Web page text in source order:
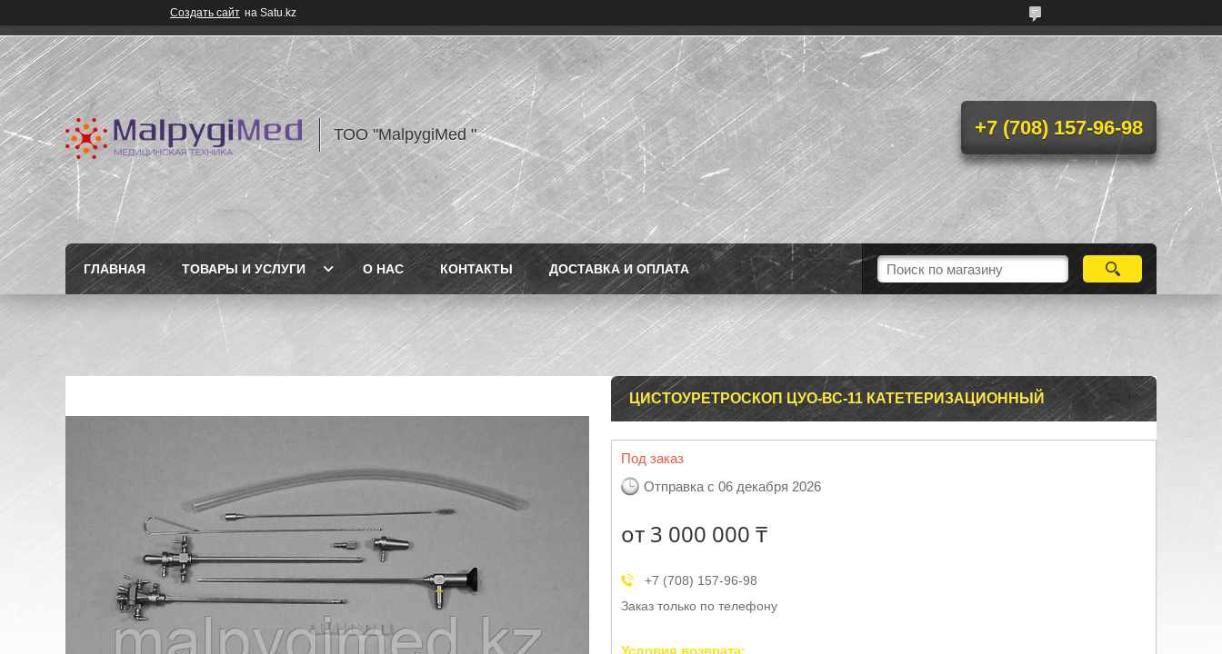
Создать сайт на Satu.kz
ТОО "MalpygiMed " +7 (708) 157-96-98
ГЛАВНАЯ ТОВАРЫ И УСЛУГИ О НАС КОНТАКТЫ ДОСТАВКА И ОПЛАТА
ЦИСТОУРЕТРОСКОП ЦУО-ВС-11 КАТЕТЕРИЗАЦИОННЫЙ
Под заказ
Отправка с 06 декабря 2026
от 3 000 000 ₸
+7 (708) 157-96-98
Заказ только по телефону